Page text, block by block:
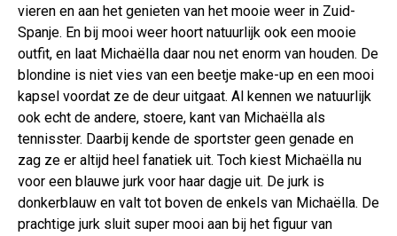
vieren en aan het genieten van het mooie weer in Zuid-
Spanje. En bij mooi weer hoort natuurlijk ook een mooie
outfit, en laat Michaëlla daar nou net enorm van houden. De
blondine is niet vies van een beetje make-up en een mooi
kapsel voordat ze de deur uitgaat. Al kennen we natuurlijk
ook echt de andere, stoere, kant van Michaëlla als
tennisster. Daarbij kende de sportster geen genade en
zag ze er altijd heel fanatiek uit. Toch kiest Michaëlla nu
voor een blauwe jurk voor haar dagje uit. De jurk is
donkerblauw en valt tot boven de enkels van Michaëlla. De
prachtige jurk sluit super mooi aan bij het figuur van